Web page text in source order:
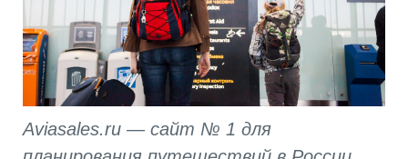
Aviasales.ru — сайт № 1 для